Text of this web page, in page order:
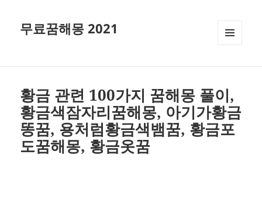
무료꿈해몽 2021
황금 관련 100가지 꿈해몽 풀이,
황금색잠자리꿈해몽, 아기가황금
똥꿈, 용처럼황금색뱀꿈, 황금포
도꿈해몽, 황금옷꿈